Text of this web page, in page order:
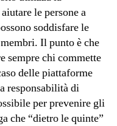
le persone a
soddisfare le
Il punto è che
sempre chi commette
delle piattaforme
responsabilità di
per prevenire gli
che “dietro le quinte”